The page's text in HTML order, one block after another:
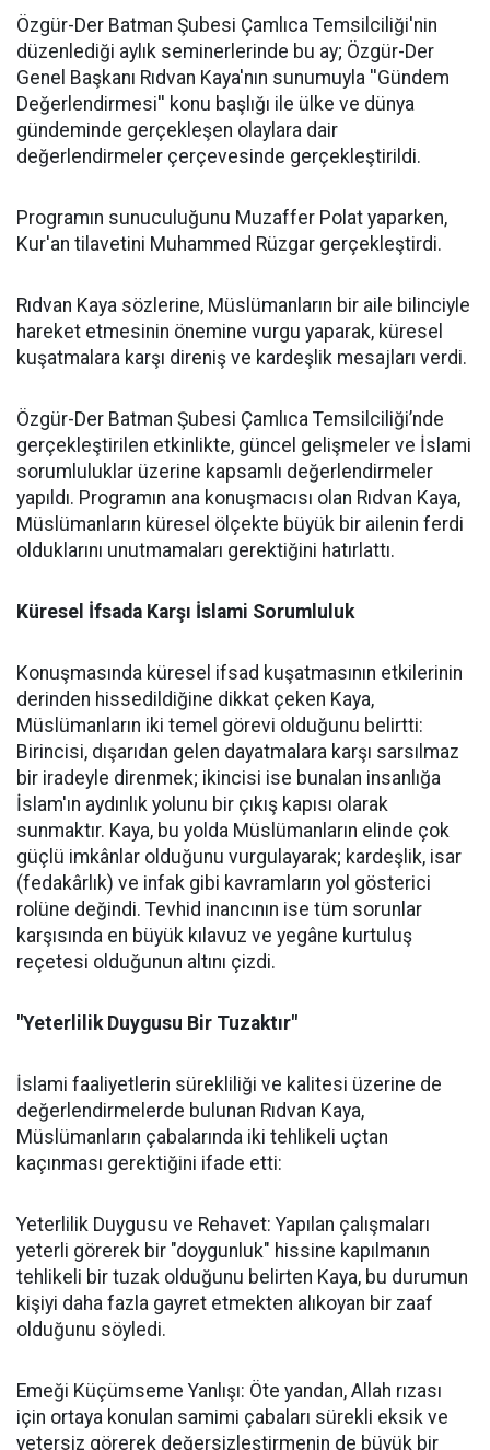
​Özgür-Der Batman Şubesi Çamlıca Temsilciliği'nin
düzenlediği aylık seminerlerinde bu ay; Özgür-Der
Genel Başkanı Rıdvan Kaya'nın sunumuyla ''Gündem
Değerlendirmesi'' konu başlığı ile ülke ve dünya
gündeminde gerçekleşen olaylara dair
değerlendirmeler çerçevesinde gerçekleştirildi.
Programın sunuculuğunu Muzaffer Polat yaparken,
Kur'an tilavetini Muhammed Rüzgar gerçekleştirdi.
Rıdvan Kaya sözlerine, Müslümanların bir aile bilinciyle
hareket etmesinin önemine vurgu yaparak, küresel
kuşatmalara karşı direniş ve kardeşlik mesajları verdi.
Özgür-Der Batman Şubesi Çamlıca Temsilciliği’nde
gerçekleştirilen etkinlikte, güncel gelişmeler ve İslami
sorumluluklar üzerine kapsamlı değerlendirmeler
yapıldı. Programın ana konuşmacısı olan Rıdvan Kaya,
Müslümanların küresel ölçekte büyük bir ailenin ferdi
olduklarını unutmamaları gerektiğini hatırlattı.
Küresel İfsada Karşı İslami Sorumluluk
Konuşmasında küresel ifsad kuşatmasının etkilerinin
derinden hissedildiğine dikkat çeken Kaya,
Müslümanların iki temel görevi olduğunu belirtti:
Birincisi, dışarıdan gelen dayatmalara karşı sarsılmaz
bir iradeyle direnmek; ikincisi ise bunalan insanlığa
İslam'ın aydınlık yolunu bir çıkış kapısı olarak
sunmaktır. Kaya, bu yolda Müslümanların elinde çok
güçlü imkânlar olduğunu vurgulayarak; kardeşlik, isar
(fedakârlık) ve infak gibi kavramların yol gösterici
rolüne değindi. Tevhid inancının ise tüm sorunlar
karşısında en büyük kılavuz ve yegâne kurtuluş
reçetesi olduğunun altını çizdi.
"Yeterlilik Duygusu Bir Tuzaktır"
İslami faaliyetlerin sürekliliği ve kalitesi üzerine de
değerlendirmelerde bulunan Rıdvan Kaya,
Müslümanların çabalarında iki tehlikeli uçtan
kaçınması gerektiğini ifade etti:
Yeterlilik Duygusu ve Rehavet: Yapılan çalışmaları
yeterli görerek bir "doygunluk" hissine kapılmanın
tehlikeli bir tuzak olduğunu belirten Kaya, bu durumun
kişiyi daha fazla gayret etmekten alıkoyan bir zaaf
olduğunu söyledi.
Emeği Küçümseme Yanlışı: Öte yandan, Allah rızası
için ortaya konulan samimi çabaları sürekli eksik ve
yetersiz görerek değersizleştirmenin de büyük bir